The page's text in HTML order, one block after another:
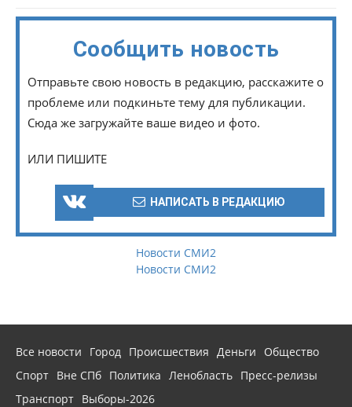
Сообщить новость
Отправьте свою новость в редакцию, расскажите о
проблеме или подкиньте тему для публикации.
Сюда же загружайте ваше видео и фото.
ИЛИ ПИШИТЕ
НАПИСАТЬ В РЕДАКЦИЮ
Новости СМИ2
Новости СМИ2
Все новости Город Происшествия Деньги
Общество
Спорт Вне СПб Политика Ленобласть Пресс-релизы
Транспорт Выборы-2026